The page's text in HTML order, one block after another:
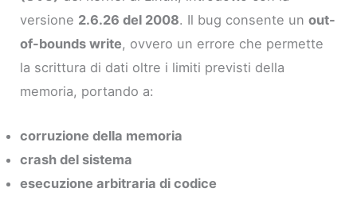
versione 2.6.26 del 2008. Il bug consente unout-
of-bounds write, ovvero un errore che permette
la scrittura di dati oltre i limiti previsti della
memoria, portando a:
corruzione della memoria
crash del sistema
esecuzione arbitraria di codice